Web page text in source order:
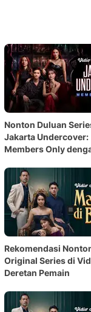
Nonton Duluan
Jakarta Undercover:
Members Only
Rekomendasi
Original Series di
Deretan Pemain